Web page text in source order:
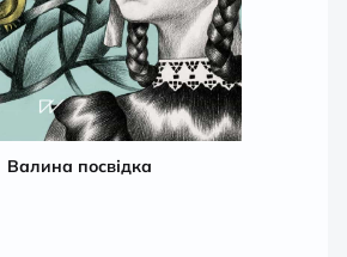
Валина посвідка